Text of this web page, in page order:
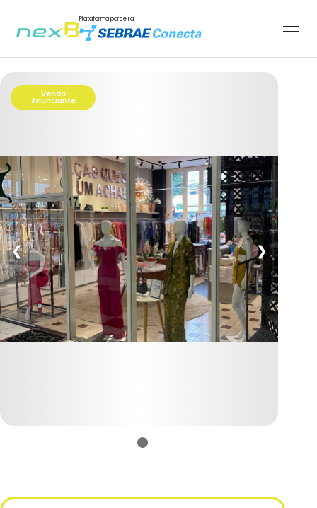
Plataforma parceira:
Venda
Anunciante
❮ ❯